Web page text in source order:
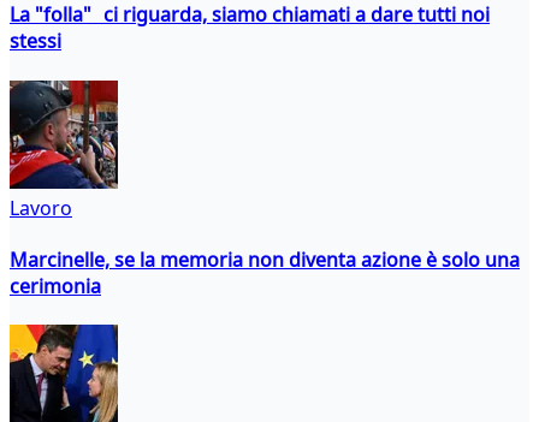
La "folla" ci riguarda, siamo chiamati a dare tutti noi
stessi
Lavoro
Marcinelle, se la memoria non diventa azione è solo una
cerimonia